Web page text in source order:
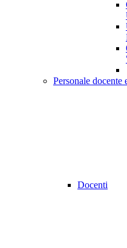
Personale docente
Docenti